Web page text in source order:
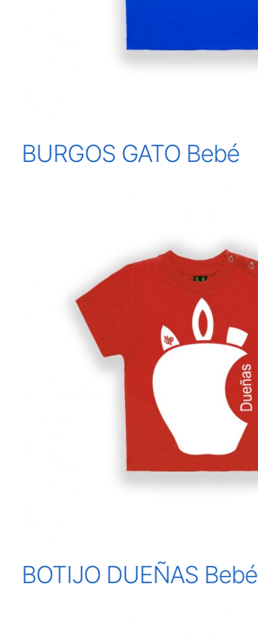
BURGOS GATO Bebé
BOTIJO DUEÑAS Bebé